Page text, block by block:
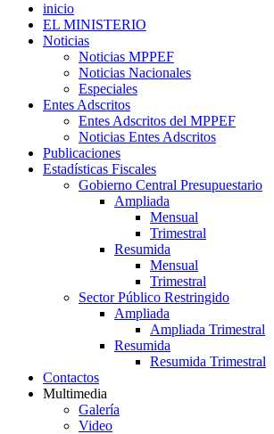
inicio
EL MINISTERIO
Noticias
Noticias MPPEF
Noticias Nacionales
Especiales
Entes Adscritos
Entes Adscritos del MPPEF
Noticias Entes Adscritos
Publicaciones
Estadísticas Fiscales
Gobierno Central Presupuestario
Ampliada
Mensual
Trimestral
Resumida
Mensual
Trimestral
Sector Público Restringido
Ampliada
Ampliada Trimestral
Resumida
Resumida Trimestral
Contactos
Multimedia
Galería
Video